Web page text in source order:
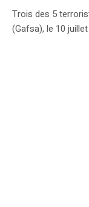
Trois des 5
(Gafsa), le 10